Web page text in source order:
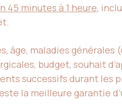
45 minutes à 1 heure,
âge, maladies générales
budget, souhait
successifs durant les
la meilleure garantie